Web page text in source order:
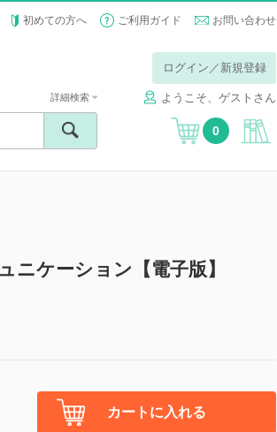
初めての方へ ご利用ガイド お問い合わせ
ログイン／新規登録
ようこそ、ゲストさん
詳細検索
0
ニケーション【電子版】
カートに入れる